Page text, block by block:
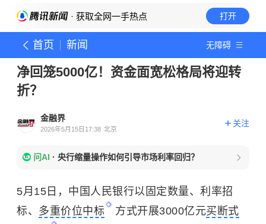
· 获取全网一手热点 打开
首页 新闻 无障碍
净回笼5000亿！资金面宽松格局将迎转
折？
金融界
2026年5月15日17:38 北京
关注
问AI · 央行缩量操作如何引导市场利率回归？
5月15日，中国人民银行以固定数量、利率招
标、 多重价位中标 方式开展3000亿元买断式